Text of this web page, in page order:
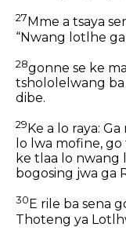
27 Mme a tsaya
“Nwang lotlhe ga
28gonne se ke
tshololelwang
dibe.
29 Ke a lo raya:
lo lwa mofine,
ke tlaa lo nwang
bogosing jwa ga
30 E rile ba sena
Thoteng ya